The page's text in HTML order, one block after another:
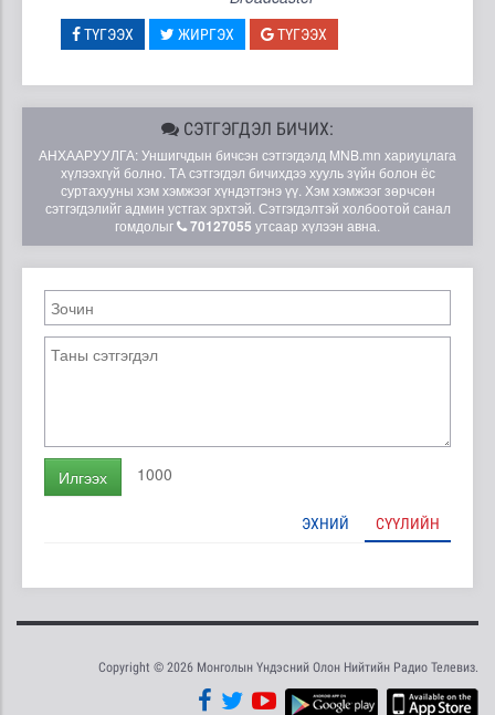
ТҮГЭЭХ ЖИРГЭХ ТҮГЭЭХ
СЭТГЭГДЭЛ БИЧИХ:
АНХААРУУЛГА: Уншигчдын бичсэн сэтгэгдэлд MNB.mn хариуцлага
хүлээхгүй болно. ТА сэтгэгдэл бичихдээ хууль зүйн болон ёс
суртахууны хэм хэмжээг хүндэтгэнэ үү. Хэм хэмжээг зөрчсөн
сэтгэгдэлийг админ устгах эрхтэй. Сэтгэгдэлтэй холбоотой санал
гомдолыг
70127055 утсаар хүлээн авна.
Илгээх 1000
ЭХНИЙ СҮҮЛИЙН
Copyright © 2026 Монголын Үндэсний Олон Нийтийн Радио Телевиз.